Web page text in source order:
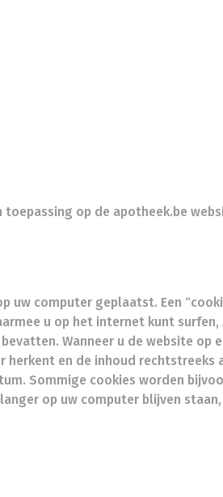
op de apotheek.be
uw computer geplaatst. Een
u op het internet kunt
Wanneer u de website
en de inhoud rechtstreeks
Sommige cookies worden
op uw computer blijven